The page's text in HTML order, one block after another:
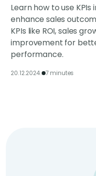
Learn how to use
enhance sales
KPIs like ROI, sales
improvement for
performance.
20.12.2024. 7 minutes